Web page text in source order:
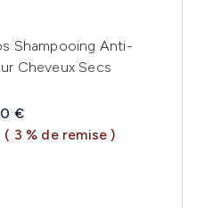
Shampooing Anti-
Cheveux Secs
:
:
€
( 3 % de remise )